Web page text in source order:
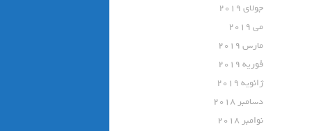
جولای 2019
می 2019
مارس 2019
فوریه 2019
ژانویه 2019
دسامبر 2018
نوامبر 2018